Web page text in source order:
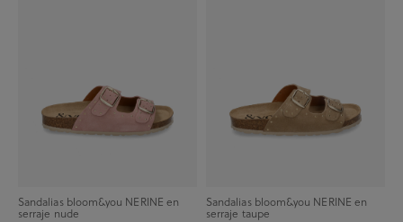
Sandalias bloom&you NERINE en
serraje nude
Sandalias bloom&you NERINE en
serraje taupe